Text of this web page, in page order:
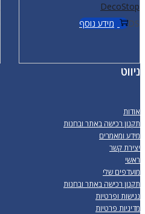
DecoStop
DS
מידע נוסף
ניווט
אודות
תקנון רכישה באתר ובחנות
מידע ומאמרים
יצירת קשר
ראשי
מועדפים שלי
תקנון רכישה באתר ובחנות
נגישות ופרטיות
מדיניות פרטיות